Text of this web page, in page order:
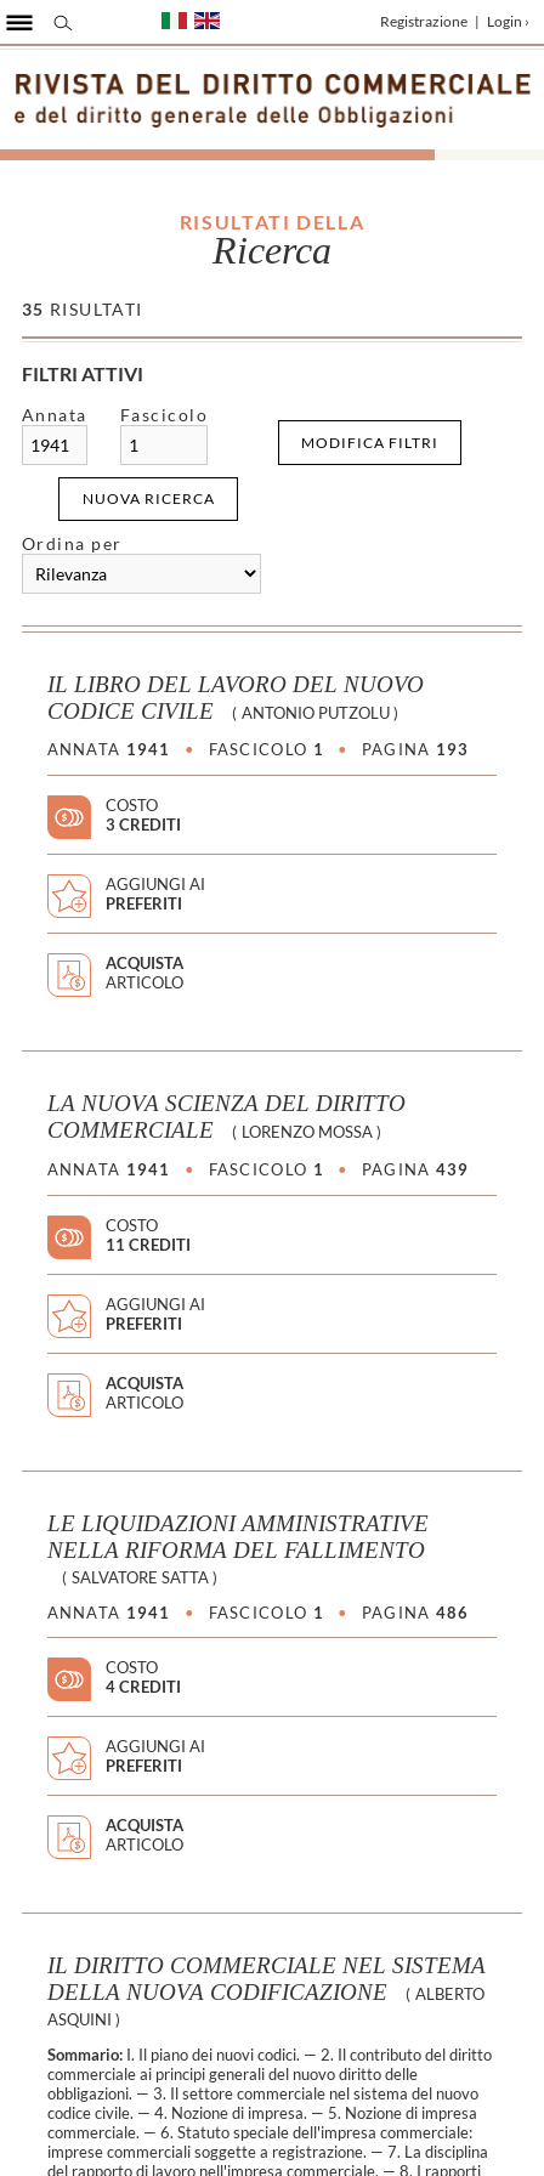
RISULTATI DELLA
Ricerca
35 RISULTATI
FILTRI ATTIVI
Annata
1941
Fascicolo
1
MODIFICA FILTRI
NUOVA RICERCA
Ordina per
IL LIBRO DEL LAVORO DEL NUOVO
CODICE CIVILE
( ANTONIO PUTZOLU )
ANNATA 1941 • FASCICOLO 1 • PAGINA 193
COSTO
3 CREDITI
AGGIUNGI AI
PREFERITI
ACQUISTA
ARTICOLO
LA NUOVA SCIENZA DEL DIRITTO
COMMERCIALE
( LORENZO MOSSA )
ANNATA 1941 • FASCICOLO 1 • PAGINA 439
COSTO
11 CREDITI
AGGIUNGI AI
PREFERITI
ACQUISTA
ARTICOLO
LE LIQUIDAZIONI AMMINISTRATIVE
NELLA RIFORMA DEL FALLIMENTO
( SALVATORE SATTA )
ANNATA 1941 • FASCICOLO 1 • PAGINA 486
COSTO
4 CREDITI
AGGIUNGI AI
PREFERITI
ACQUISTA
ARTICOLO
IL DIRITTO COMMERCIALE NEL SISTEMA
DELLA NUOVA CODIFICAZIONE
( ALBERTO
ASQUINI )
Sommario:I. Il piano dei nuovi codici. — 2. Il contributo del diritto
commerciale ai principi generali del nuovo diritto delle
obbligazioni. — 3. Il settore commerciale nel sistema del nuovo
codice civile. — 4. Nozione di impresa. — 5. Nozione di impresa
commerciale. — 6. Statuto speciale dell'impresa commerciale:
imprese commerciali soggette a registrazione. — 7. La disciplina
del rapporto di lavoro nell'impresa commerciale. — 8. I rapporti
Registrazione | Login ›